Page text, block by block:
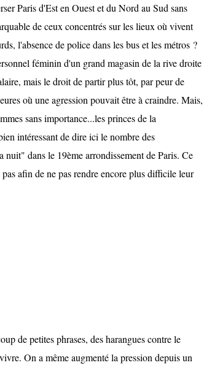
Paris d'Est en Ouest et du Nord au Sud sans
de ceux concentrés sur les lieux où vivent
l'absence de police dans les bus et les métros ?
féminin d'un grand magasin de la rive droite
mais le droit de partir plus tôt, par peur de
où une agression pouvait être à craindre. Mais,
sans importance...les princes de la
intéressant de dire ici le nombre des
dans le 19ème arrondissement de Paris. Ce
afin de ne pas rendre encore plus difficile leur
de petites phrases, des harangues contre le
On a même augmenté la pression depuis un